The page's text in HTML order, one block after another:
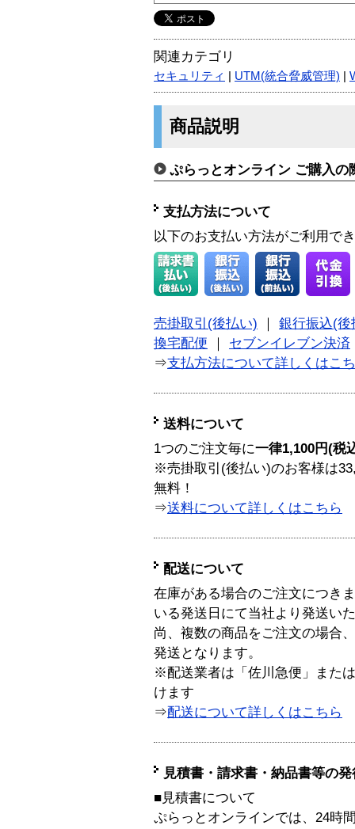
関連カテゴリ
セキュリティ UTM(統合脅威管理)
商品説明
ぷらっとオンライン ご購入の
支払方法について
以下のお支払い方法がご利用で
売掛取引(後払い)
銀行振込(後
換宅配便
セブンイレブン決済
⇒支払方法について詳しくはこ
送料について
1つのご注文毎に一律1,100円(税
※売掛取引(後払い)のお客様は
無料！
⇒送料について詳しくはこちら
配送について
在庫がある場合のご注文につき
いる発送日にて当社より発送い
尚、複数の商品をご注文の場合
発送となります。
※配送業者は「佐川急便」また
けます
⇒配送について詳しくはこちら
見積書・請求書・納品書等の
■見積書について
ぷらっとオンラインでは、24時